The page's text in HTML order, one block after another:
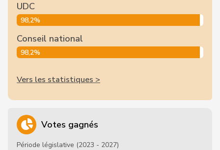
UDC
98,2%
Conseil national
98,2%
Vers les statistiques >
Votes gagnés
Période législative (2023 - 2027)